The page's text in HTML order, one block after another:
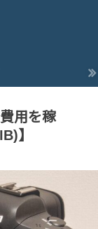
用を稼
】